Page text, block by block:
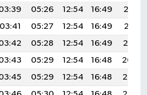
05:26 12:54 16:49
20:12
03:41 05:27 12:54 16:49
20:11
05:28 12:54 16:49
20:10
05:29 12:54 16:48
20:09
05:29 12:54 16:48
20:08